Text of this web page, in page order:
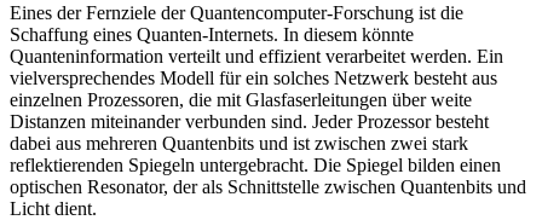
Eines der Fernziele der Quantencomputer-Forschung ist die
Schaffung eines Quanten-Internets. In diesem könnte
Quanteninformation verteilt und effizient verarbeitet werden. Ein
vielversprechendes Modell für ein solches Netzwerk besteht aus
einzelnen Prozessoren, die mit Glasfaserleitungen über weite
Distanzen miteinander verbunden sind. Jeder Prozessor besteht
dabei aus mehreren Quantenbits und ist zwischen zwei stark
reflektierenden Spiegeln untergebracht. Die Spiegel bilden einen
optischen Resonator, der als Schnittstelle zwischen Quantenbits und
Licht dient.